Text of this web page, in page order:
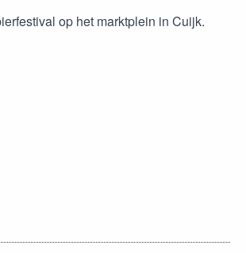
op het marktplein in Cuijk.